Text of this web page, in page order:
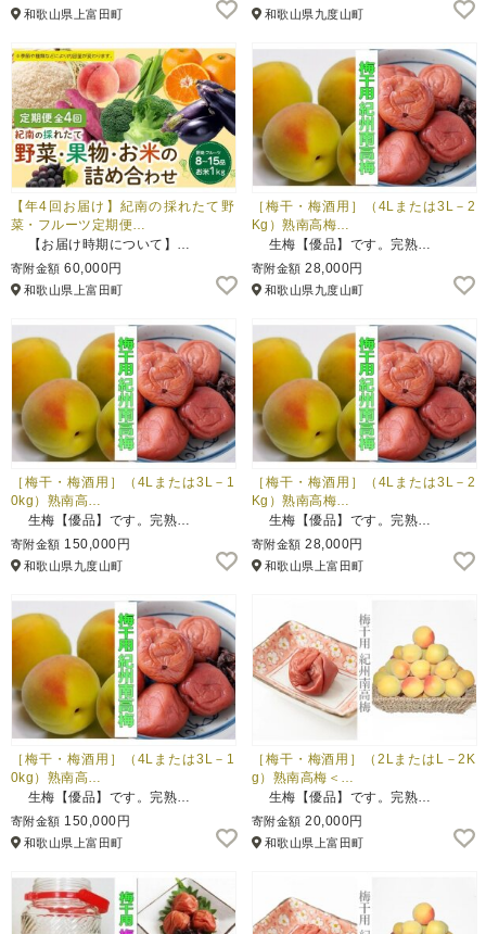
和歌山県上富田町 和歌山県九度山町
【年4回お届け】紀南の採れたて野
菜・フルーツ定期便…
【お届け時期について】…
寄附金額 60,000円
和歌山県上富田町
［梅干・梅酒用］（4Lまたは3L－2
Kg）熟南高梅…
生梅【優品】です。完熟…
寄附金額 28,000円
和歌山県九度山町
［梅干・梅酒用］（4Lまたは3L－1
0kg）熟南高…
生梅【優品】です。完熟…
寄附金額 150,000円
和歌山県九度山町
［梅干・梅酒用］（4Lまたは3L－2
Kg）熟南高梅…
生梅【優品】です。完熟…
寄附金額 28,000円
和歌山県上富田町
［梅干・梅酒用］（4Lまたは3L－1
0kg）熟南高…
生梅【優品】です。完熟…
寄附金額 150,000円
和歌山県上富田町
［梅干・梅酒用］（2LまたはL－2K
g）熟南高梅＜…
生梅【優品】です。完熟…
寄附金額 20,000円
和歌山県上富田町